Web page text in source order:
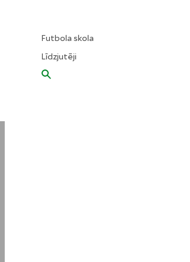
Futbola skola
Līdzjutēji